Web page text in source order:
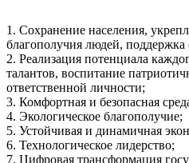
1. Сохранение населения,
благополучия людей, поддержка
2. Реализация потенциала
талантов, воспитание
ответственной личности;
3. Комфортная и безопасная
4. Экологическое благополучие;
5. Устойчивая и динамичная
6. Технологическое лидерство;
7. Цифровая трансформация